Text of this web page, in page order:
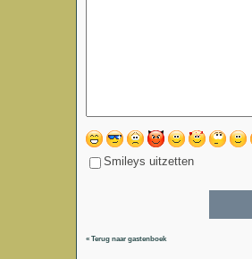
Smileys uitzetten
« Terug naar gastenboek